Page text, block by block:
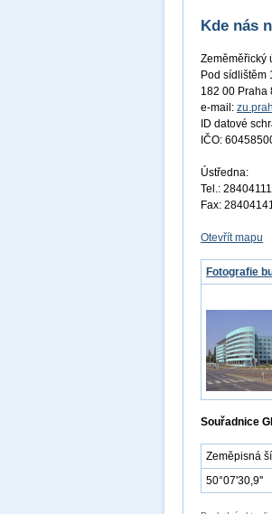
Kde nás
Zeměměřický
Pod sídlištěm
182 00 Praha
e-mail:
ID datové
IČO:
Ústředna:
Tel.:
Fax:
Otevřít mapu
Fotografie
Souřadnice
Zeměpisná
50°07'30,9''